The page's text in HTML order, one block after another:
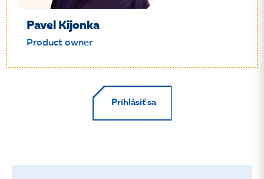
Pavel Kijonka
Product owner
Prihlásiť sa